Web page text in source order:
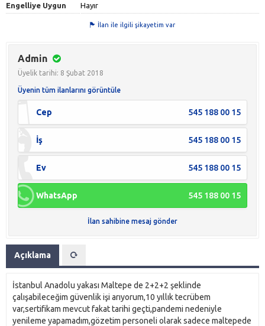
Engelliye Uygun
Hayır
İlan ile ilgili şikayetim var
Admin
Üyelik tarihi: 8 Şubat 2018
Üyenin tüm ilanlarını görüntüle
Cep 545 188 00 15
İş 545 188 00 15
Ev 545 188 00 15
WhatsApp 545 188 00 15
İlan sahibine mesaj gönder
Açıklama
İstanbul Anadolu yakası Maltepe de 2+2+2 şeklinde
çalışabileceğim güvenlik işi arıyorum,10 yıllık tecrübem
var,sertifikam mevcut fakat tarihi geçti,pandemi nedeniyle
yenileme yapamadım,gözetim personeli olarak sadece maltepede